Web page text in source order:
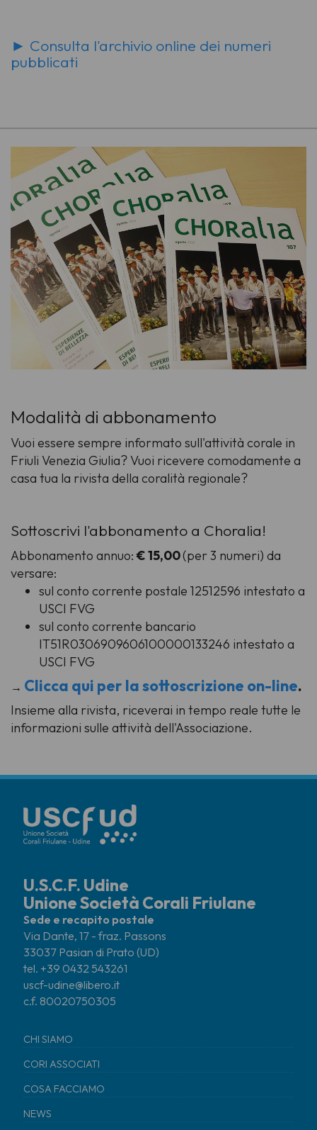
► Consulta l'archivio online dei numeri
pubblicati
Modalità di abbonamento
Vuoi essere sempre informato sull'attività corale in
Friuli Venezia Giulia? Vuoi ricevere comodamente a
casa tua la rivista della coralità regionale?
Sottoscrivi l'abbonamento a Choralia!
Abbonamento annuo:€ 15,00(per 3 numeri) da
versare:
sul conto corrente postale 12512596 intestato a
USCI FVG
sul conto corrente bancario
IT51R0306909606100000133246 intestato a
USCI FVG
→ Clicca qui per la sottoscrizione on-line.
Insieme alla rivista, riceverai in tempo reale tutte le
informazioni sulle attività dell'Associazione.
U.S.C.F. Udine
Unione Società Corali Friulane
Sede e recapito postale
Via Dante, 17 - fraz. Passons
33037 Pasian di Prato (UD)
tel. +39 0432 543261
uscf-udine@libero.it
c.f. 80020750305
CHI SIAMO
CORI ASSOCIATI
COSA FACCIAMO
NEWS